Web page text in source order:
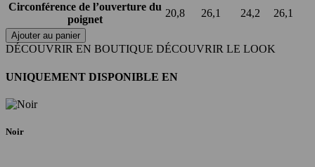
Circonférence de l’ouverture du
poignet
20,8 26,1 24,2 26,1
Ajouter au panier
DÉCOUVRIR EN BOUTIQUE DÉCOUVRIR LE LOOK
UNIQUEMENT DISPONIBLE EN
Noir